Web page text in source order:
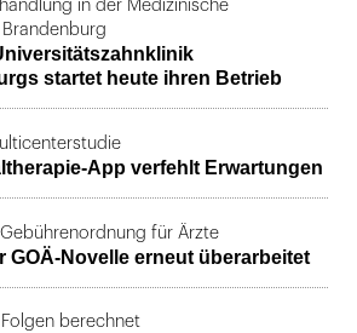
in der Medizinische
startet heute ihren Betrieb
App verfehlt Erwartungen
für Ärzte
GOÄ-Novelle erneut überarbeitet
berechnet